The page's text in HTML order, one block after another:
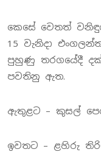
කෙසේ වෙතත්
15 වැනිදා
පුහුණු තරගයේදී
පවතිනු ඇත.
ඇතුළට – කුසල්
ඉවතට – ළහිරු